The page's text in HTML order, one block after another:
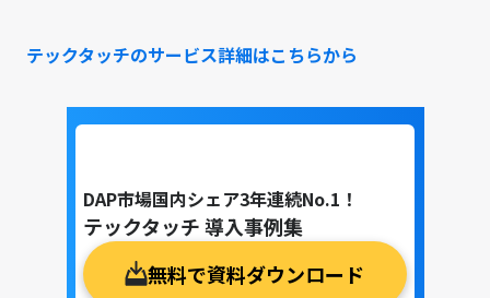
テックタッチのサービス詳細はこちらから
DAP市場国内シェア3年連続No.1！
テックタッチ 導入事例集
無料で資料ダウンロード